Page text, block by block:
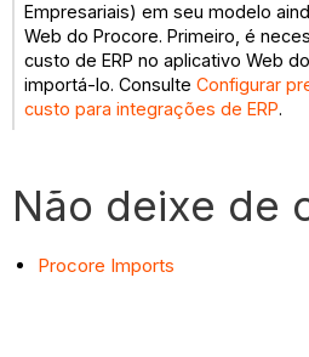
Empresariais) em seu modelo
Web do Procore. Primeiro, é
custo de ERP no aplicativo Web
importá-lo. Consulte Configurar
custo para integrações de ERP.
Não deixe de
Procore Imports